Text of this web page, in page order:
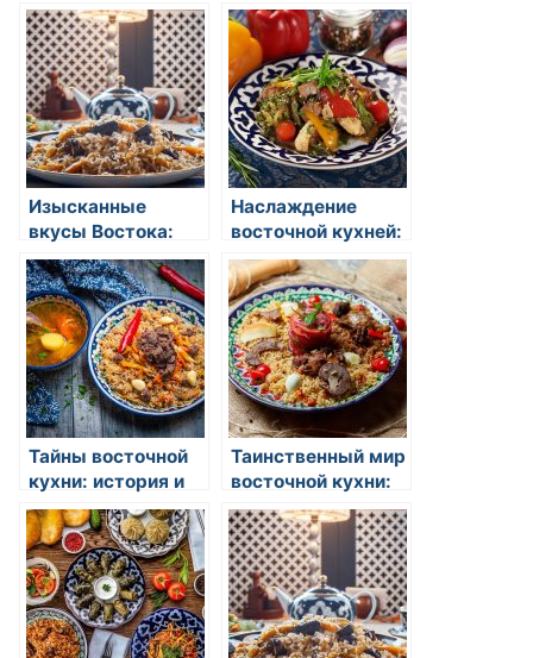
Изысканные
вкусы Востока:
открытие в мире
восточной кухни
Наслаждение
восточной кухней:
открытие вкусов и
традиций
Тайны восточной
кухни: история и
традиции
Таинственный мир
восточной кухни:
изысканные вкусы
и загадочные
обычаи